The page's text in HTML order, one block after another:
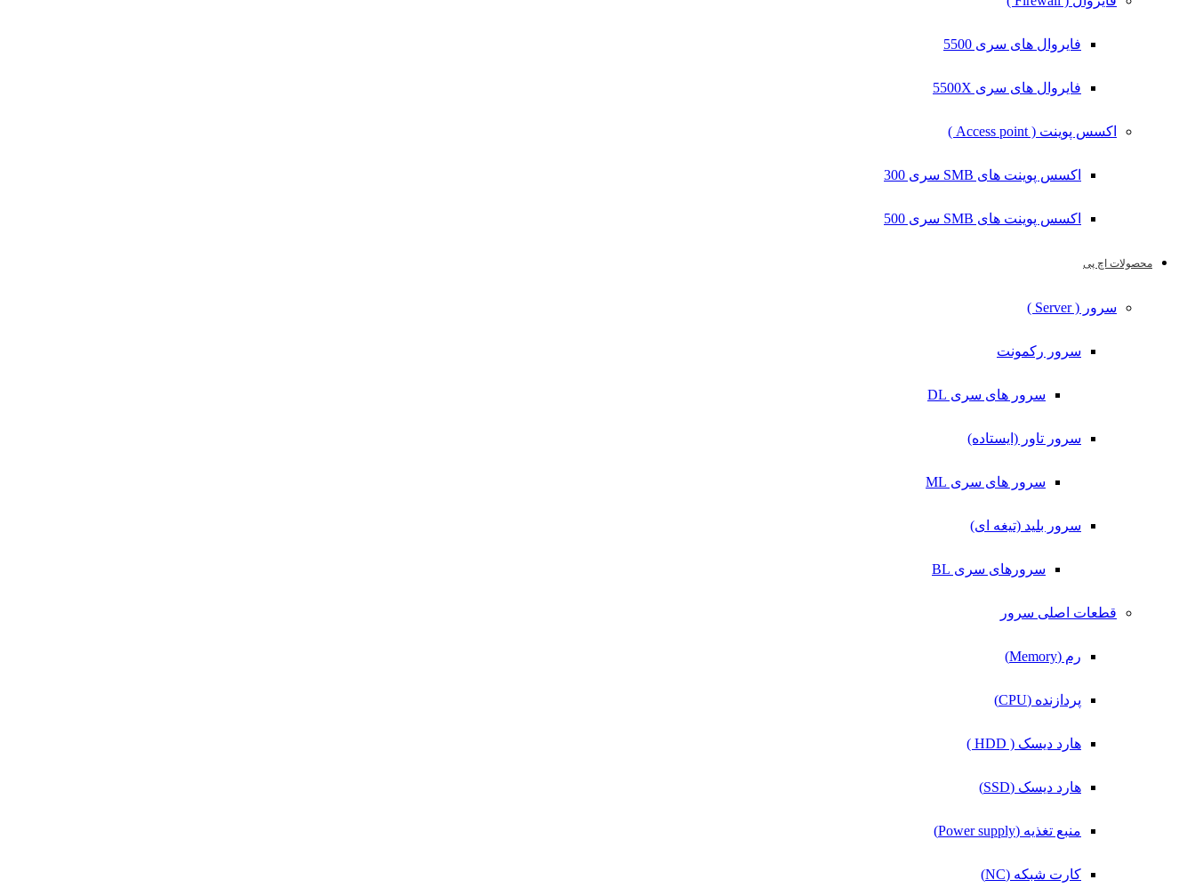
فایروال های سری 5500
فایروال های سری 5500X
اکسس پوینت ( Access point )
اکسس پوینت های SMB سری 300
اکسس پوینت های SMB سری 500
محصولات اچ پی
سرور ( Server )
سرور رکمونت
سرور های سری DL
سرور تاور (ایستاده)
سرور های سری ML
سرور بلید (تیغه ای)
سرورهای سری BL
قطعات اصلی سرور
رم (Memory)
پردازنده (CPU)
هارد دیسک ( HDD )
هارد دیسک (SSD)
منبع تغذیه (Power supply)
کارت شبکه (NC)